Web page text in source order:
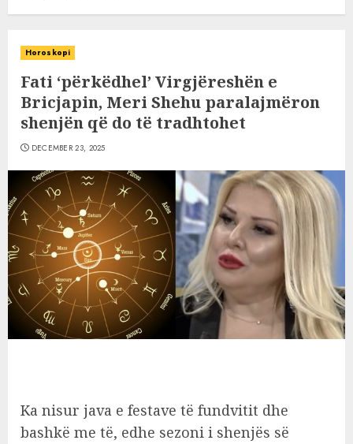
Horoskopi
Fati ‘përkëdhel’ Virgjëreshën e
Bricjapin, Meri Shehu paralajmëron
shenjën që do të tradhtohet
DECEMBER 23, 2025
Ka nisur java e festave të fundvitit dhe
bashkë me të, edhe sezoni i shenjës së